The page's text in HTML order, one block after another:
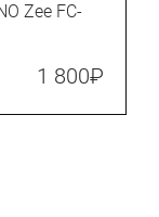
Zee FC-
1 800₽